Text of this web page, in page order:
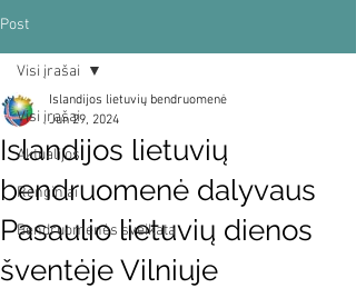
Post
Visi įrašai
Aktualijos
Renginiai
Bendruomenės sveikata
Visi įrašai
Islandijos lietuvių
bendruomenė dalyvaus
Pasaulio lietuvių dienos
šventėje Vilniuje
Islandijos lietuvių bendruomenė
Jun 29, 2024